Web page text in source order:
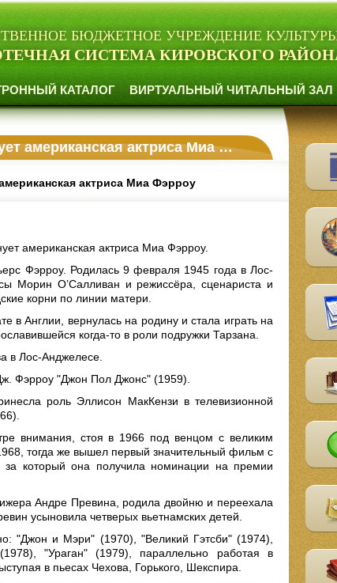
БЮДЖЕТНОЕ УЧРЕЖДЕНИЕ
СИСТЕМА КИРОВСКОГО
КАТАЛОГ ВИРТУАЛЬНЫЙ ЧИТАЛЬНЫЙ ЗАЛ
американская актриса Миа Фэрроу
актриса Миа Фэрроу
американская актриса Миа Фэрроу.
Фэрроу. Родилась 9 февраля 1945 года в Лос-
Морин О’Салливан и режиссёра, сценариста и
корни по линии матери.
в Англии, вернулась на родину и стала играть на
когда-то в роли подружки Тарзана.
в Лос-Анджелесе.
Фэрроу "Джон Пол Джонс" (1959).
роль Эллисон МакКензи в телевизионной
внимания, стоя в 1966 под венцом с великим
тогда же вышел первый значительный фильм с
который она получила номинации на премии
Андре Превина, родила двойню и переехала
усыновила четверых вьетнамских детей.
"Джон и Мэри" (1970), "Великий Гэтсби" (1974),
"Ураган" (1979), параллельно работая в
в пьесах Чехова, Горького, Шекспира.